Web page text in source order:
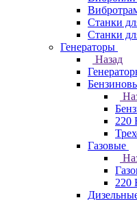
Станки
Станки
Генераторы
Назад
220
Газовые
220